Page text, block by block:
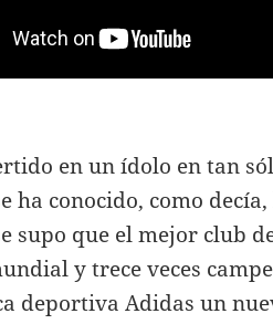
en un ídolo en tan
ha conocido, como
supo que el mejor club
y trece veces
deportiva Adidas un